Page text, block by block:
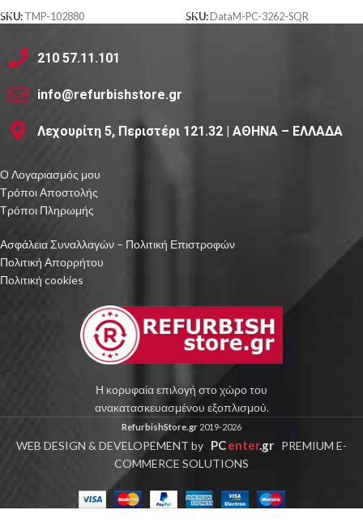
SKU: TMP-102880 SKU: DataM-PC-3262-SQR
210 57.11.101
info@refurbishstore.gr
Λεχουρίτη 5, Περιστέρι 121.32 | ΑΘΗΝΑ – ΕΛΛΑΔΑ
Ο Λογαριασμός μου
Τρόποι Αποστολής
Τρόποι Πληρωμής
Ασφάλεια Συναλλαγών – Πολιτική Επιστροφών
Πολιτική Απορρήτου
Πολιτική cookies
Η κορυφαία επιλογή στο χώρο του
ανακατασκευασμένου εξοπλισμού.
RefurbishStore.gr 2019-2026
WEB DESIGN & DEVELOPEMENT by PCenter.gr PREMIUM E-
COMMERCE SOLUTIONS